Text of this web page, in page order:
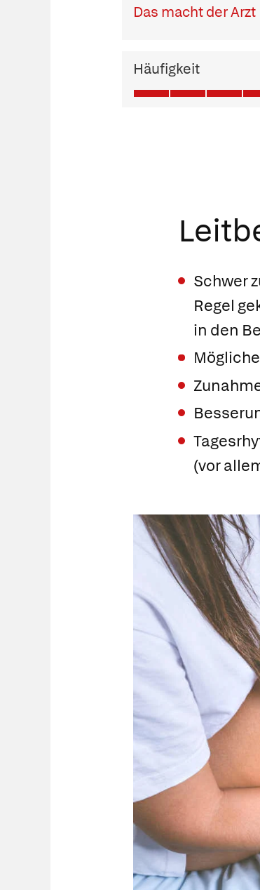
Das macht der Arzt
Häufigkeit
Schwer
Regel
in den
(vor